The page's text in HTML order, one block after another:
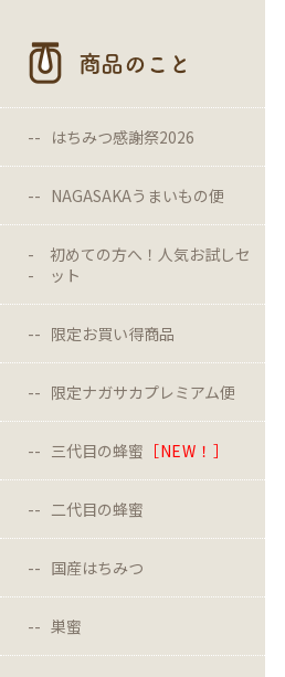
商品のこと
はちみつ感謝祭2026
NAGASAKAうまいもの便
初めての方へ！人気お試しセ
ット
限定お買い得商品
限定ナガサカプレミアム便
三代目の蜂蜜 ［NEW！］
二代目の蜂蜜
国産はちみつ
巣蜜